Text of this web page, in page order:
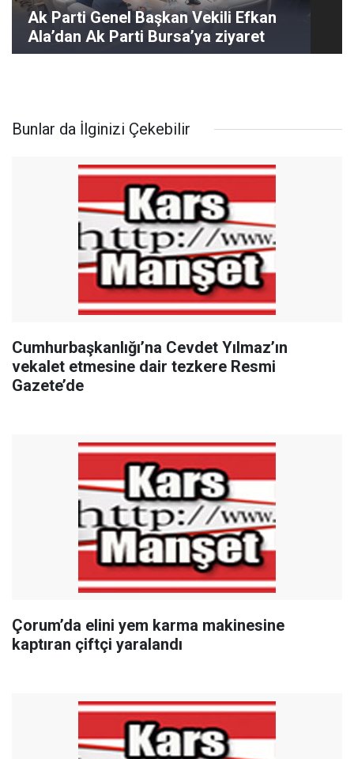
Ak Parti Genel Başkan Vekili Efkan
Ala’dan Ak Parti Bursa’ya ziyaret
Bunlar da İlginizi Çekebilir
Cumhurbaşkanlığı’na Cevdet Yılmaz’ın
vekalet etmesine dair tezkere Resmi
Gazete’de
Çorum’da elini yem karma makinesine
kaptıran çiftçi yaralandı